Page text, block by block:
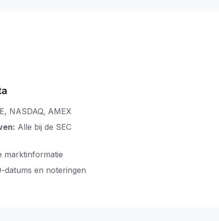
NASDAQ, AMEX
Alle bij de SEC
marktinformatie
datums en noteringen